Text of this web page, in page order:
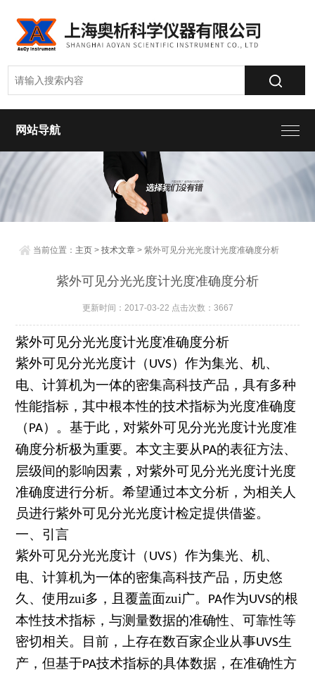
网站导航
当前位置： 主页 >技术文章 > 紫外可见分光光度计光度准确度分析
紫外可见分光光度计光度准确度分析
更新时间：2017-03-22 点击次数：3667
紫外可见分光光度计光度准确度分析
紫外可见分光光度计（ UVS ）作为集光、机、
电、计算机为一体的密集高科技产品，具有多种
性能指标，其中根本性的技术指标为光度准确度
（ PA）。基于此，对紫外可见分光光度计光度准
确度分析极为重要。本文主要从PA的表征方法、
层级间的影响因素，对紫外可见分光光度计光度
准确度进行分析。希望通过本文分析，为相关人
员进行紫外可见分光光度计检定提供借鉴。
一、引言
紫外可见分光光度计（ UVS ）作为集光、机、
电、计算机为一体的密集高科技产品，历史悠
久、使用zui多，且覆盖面zui广。 PA作为UVS的根
本性技术指标，与测量数据的准确性、可靠性等
密切相关。目前，上存在数百家企业从事UVS生
产，但基于PA技术指标的具体数据，在准确性方